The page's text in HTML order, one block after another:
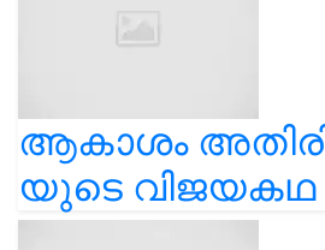
ആകാശം
യുടെ വിജയകഥ